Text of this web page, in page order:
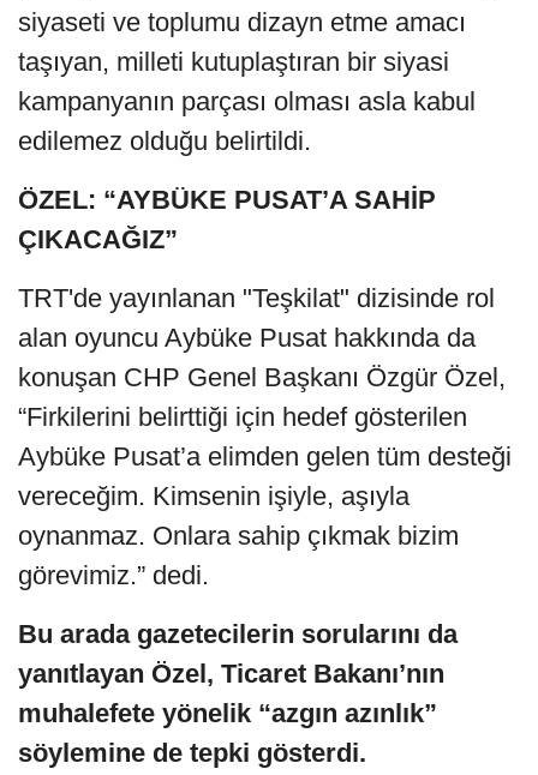
siyaseti ve toplumu dizayn etme amacı
taşıyan, milleti kutuplaştıran bir siyasi
kampanyanın parçası olması asla kabul
edilemez olduğu belirtildi.
ÖZEL: “AYBÜKE PUSAT’A SAHİP
ÇIKACAĞIZ”
TRT'de yayınlanan "Teşkilat" dizisinde rol
alan oyuncu Aybüke Pusat hakkında da
konuşan CHP Genel Başkanı Özgür Özel,
“Firkilerini belirttiği için hedef gösterilen
Aybüke Pusat’a elimden gelen tüm desteği
vereceğim. Kimsenin işiyle, aşıyla
oynanmaz. Onlara sahip çıkmak bizim
görevimiz.” dedi.
Bu arada gazetecilerin sorularını da
yanıtlayan Özel, Ticaret Bakanı’nın
muhalefete yönelik “azgın azınlık”
söylemine de tepki gösterdi.